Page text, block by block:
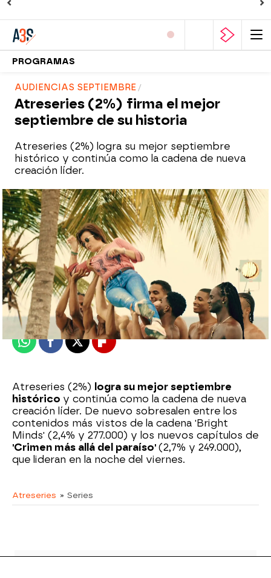
PROGRAMAS
AUDIENCIAS SEPTIEMBRE
Atreseries (2%) firma el mejor
septiembre de su historia
Atreseries (2%) logra su mejor septiembre
histórico y continúa como la cadena de nueva
creación líder.
atreseries
Publicado: 01 de octubre de 2024, 14:35
WhatsappFacebook
X Flipboard
Atreseries (2%) logra su mejor septiembre
histórico y continúa como la cadena de nueva
creación líder. De nuevo sobresalen entre los
contenidos más vistos de la cadena 'Bright
Minds' (2,4% y 277.000) y los nuevos capítulos de
'Crimen más allá del paraíso' (2,7% y 249.000),
que lideran en la noche del viernes.
Atreseries » Series